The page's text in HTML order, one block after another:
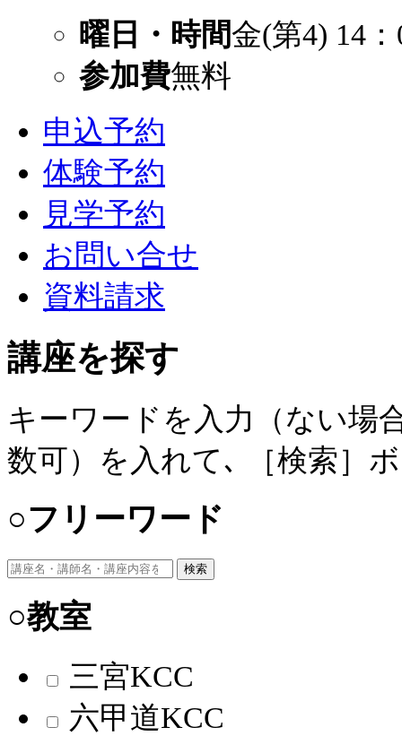
曜日・時間金(第4) 14
参加費無料
申込予約
体験予約
見学予約
お問い合せ
資料請求
講座を探す
キーワードを入力（ない場
数可）を入れて､ ［検索］
○フリーワード
検索
○教室
三宮KCC
六甲道KCC